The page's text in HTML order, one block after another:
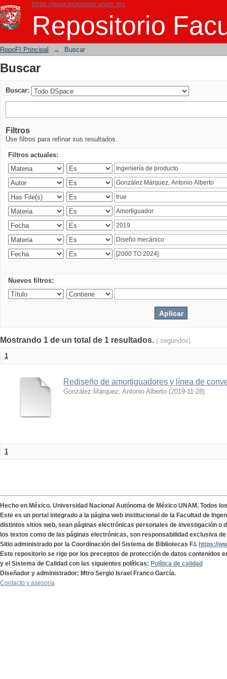
https://www.ingenieria.unam.mx
Repositorio
Buscar
RepoFI Principal → Buscar
Buscar
Buscar:
Filtros
Use filtros para refinar sus resultados.
Filtros actuales:
Nuevos filtros:
Mostrando 1 de un total de 1 resultados. ( segundos)
1
Rediseño de amortiguadores y línea de
González Márquez, Antonio Alberto (2019-11-28)
1
Hecho en México. Universidad Nacional Autónoma de México UNAM. Todos
Este es un portal integrado a la página web institucional de la Facultad de
distintos sitios web, sean páginas electrónicas personales de investigación o
los textos como de las páginas electrónicas, son responsabilidad exclusiva
Sitio administrado por la Coordinación del Sistema de Bibliotecas F.I. https://
Este repositorio se rige por los preceptos de protección de datos contenidos
y el Sistema de Calidad con las siguientes políticas: Política de calidad
Diseñador y administrador: Mtro Sergio Israel Franco García.
Contacto y asesoría